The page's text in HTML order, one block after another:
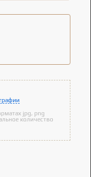
jpg, png
количество